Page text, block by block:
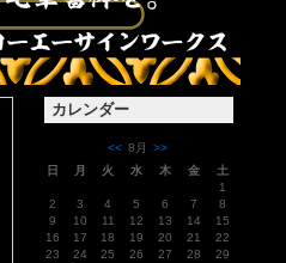
カレンダー
<< 8月
>>
日
月 火 水 木 金
土
1
2
3 4 5 6 7
8
9
10 11 12 13 14
15
16
17 18 19 20 21
22
23
24 25 26 27 28
29